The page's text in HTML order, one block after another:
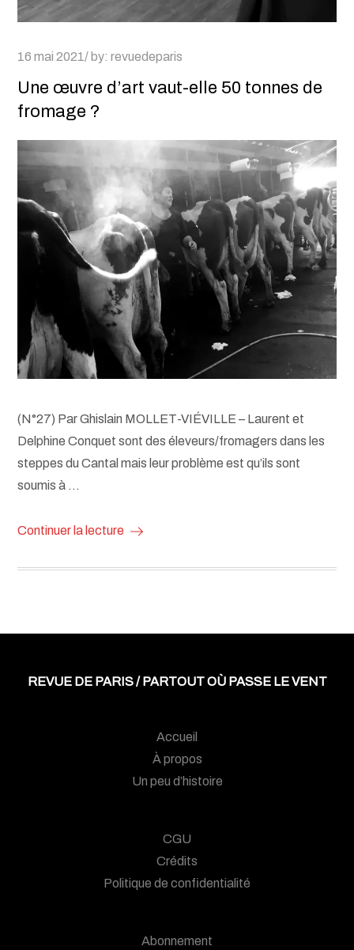
Posted
16 mai 2021 by:revuedeparis
Une œuvre d’art vaut-elle 50 tonnes de
fromage ?
(N°27) Par Ghislain MOLLET-VIÉVILLE – Laurent et
Delphine Conquet sont des éleveurs/fromagers dans les
steppes du Cantal mais leur problème est qu’ils sont
soumis à …
Continuer la lecture
REVUE DE PARIS / PARTOUT OÙ PASSE LE VENT
Accueil
À propos
Un peu d’histoire
CGU
Crédits
Politique de confidentialité
Abonnement